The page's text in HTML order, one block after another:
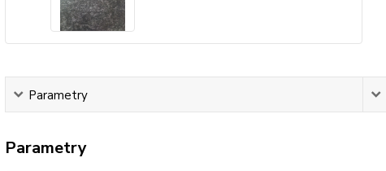
Parametry
Parametry